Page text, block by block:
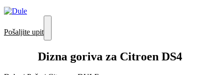
Pošaljite upit
Dizna goriva za Citroen DS4